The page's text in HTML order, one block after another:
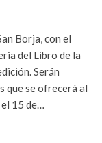
Borja, con el
del Libro de la
Serán
que se ofrecerá al
15 de…